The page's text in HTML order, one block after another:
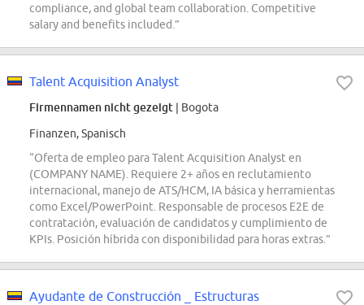
compliance, and global team collaboration. Competitive
salary and benefits included.”
Talent Acquisition Analyst
Firmennamen nicht gezeigt | Bogota
Finanzen, Spanisch
“Oferta de empleo para Talent Acquisition Analyst en
(COMPANY NAME). Requiere 2+ años en reclutamiento
internacional, manejo de ATS/HCM, IA básica y herramientas
como Excel/PowerPoint. Responsable de procesos E2E de
contratación, evaluación de candidatos y cumplimiento de
KPIs. Posición híbrida con disponibilidad para horas extras.”
Ayudante de Construcción _ Estructuras